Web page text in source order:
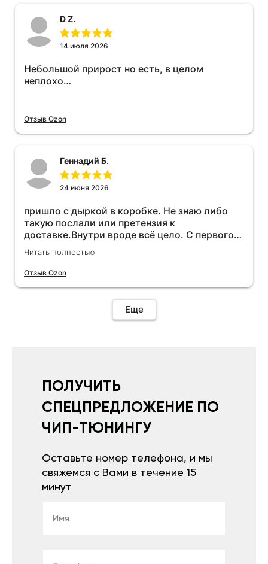
D Z.
14 июля 2026
Небольшой прирост но есть, в целом
неплохо…
Отзыв Ozon
Геннадий Б.
24 июня 2026
пришло с дыркой в коробке. Не знаю либо
такую послали или претензия к
доставке.Внутри вроде всё цело. С первого
раза установить не получается не знаю
может интернет дурит. Четыре звёзды за
упаковку с дыркой.Как опробую дополню
иначе не качает без него. Как поставил сразу
всё установилось по работе устройства
увеличился.Всем рекомендую к покупке.
Читать полностью
Отзыв Ozon
Еще
ПОЛУЧИТЬ
СПЕЦПРЕДЛОЖЕНИЕ ПО
ЧИП-ТЮНИНГУ
Оставьте номер телефона, и мы
свяжемся с Вами в течение 15
минут